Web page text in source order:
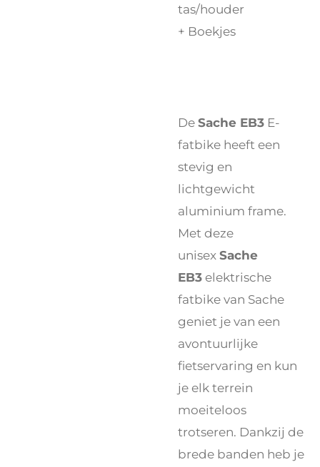
tas/houder
+ Boekjes
DeSache EB3 E-
fatbike heeft een
stevig en
lichtgewicht
aluminium frame.
Met deze
unisexSache
EB3elektrische
fatbike van Sache
geniet je van een
avontuurlijke
fietservaring en kun
je elk terrein
moeiteloos
trotseren. Dankzij de
brede banden heb je